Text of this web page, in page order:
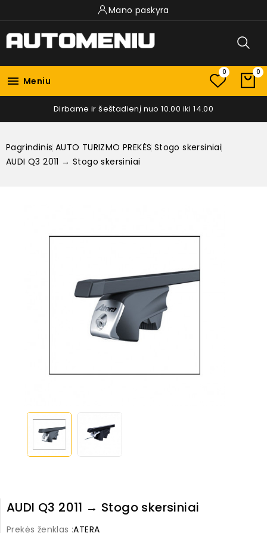
Mano paskyra
 Meniu
0 0
Dirbame ir šeštadienį nuo 10.00 iki 14.00
Pagrindinis AUTO TURIZMO PREKĖS Stogo skersiniai
AUDI Q3 2011 → Stogo skersiniai
AUDI Q3 2011 → Stogo skersiniai
Prekės ženklas :ATERA